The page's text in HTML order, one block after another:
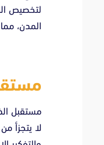
لتخصيص
المدن،
مستقبل
لا يتجزأ